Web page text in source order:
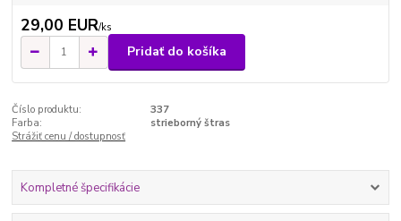
29,00 EUR/ks
Pridať do košíka
Číslo produktu:
337
Farba:
strieborný štras
Strážiť cenu / dostupnosť
Kompletné špecifikácie